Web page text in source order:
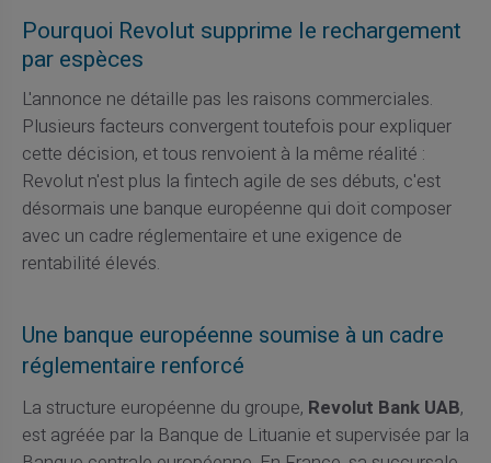
Pourquoi Revolut supprime le rechargement
par espèces
L'annonce ne détaille pas les raisons commerciales.
Plusieurs facteurs convergent toutefois pour expliquer
cette décision, et tous renvoient à la même réalité :
Revolut n'est plus la fintech agile de ses débuts, c'est
désormais une banque européenne qui doit composer
avec un cadre réglementaire et une exigence de
rentabilité élevés.
Une banque européenne soumise à un cadre
réglementaire renforcé
La structure européenne du groupe, Revolut Bank UAB,
est agréée par la Banque de Lituanie et supervisée par la